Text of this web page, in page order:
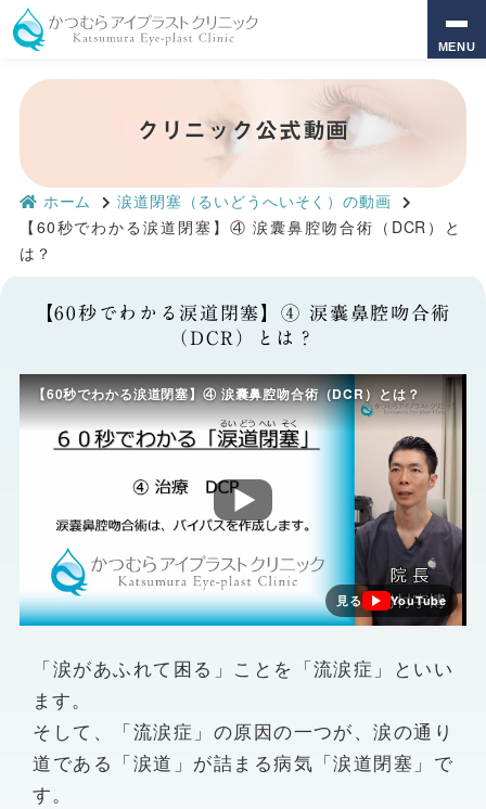
MENU
クリニック公式動画
ホーム
涙道閉塞（るいどうへいそく）の動画
【60秒でわかる涙道閉塞】④ 涙囊鼻腔吻合術（DCR）と
は？
【60秒でわかる涙道閉塞】④ 涙囊鼻腔吻合術
（DCR）とは？
【60秒でわかる涙道閉塞】④ 涙囊鼻腔吻合術（DCR）とは？
見る YouTube
「涙があふれて困る」ことを「流涙症」といい
ます。
そして、「流涙症」の原因の一つが、涙の通り
道である「涙道」が詰まる病気「涙道閉塞」で
す。